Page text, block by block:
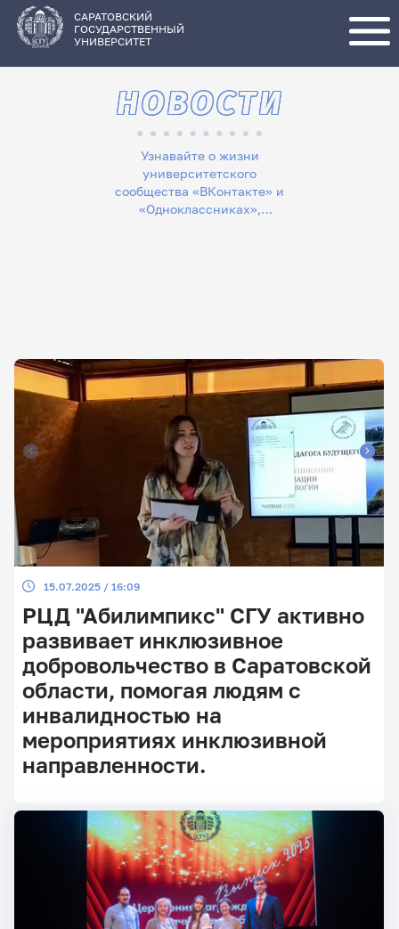
основному
содержанию
САРАТОВСКИЙ
ГОСУДАРСТВЕННЫЙ
УНИВЕРСИТЕТ
Узнавайте о жизни
университетского
сообщества «ВКонтакте» и
«Одноклассниках»,
НОВОСТИ
15.07.2025 / 16:09
РЦД "Абилимпикс" СГУ активно
развивает инклюзивное
добровольчество в Саратовской
области, помогая людям с
инвалидностью на
мероприятиях инклюзивной
направленности.